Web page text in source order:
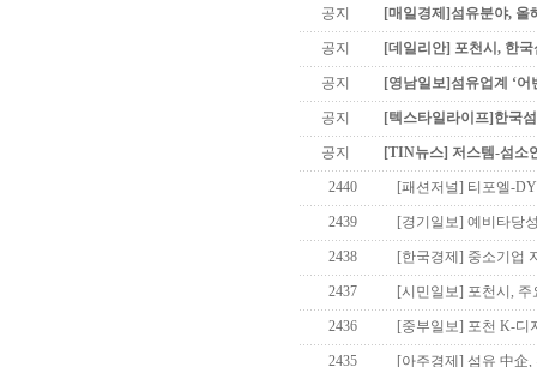
공지 [매일경제]섬유분야, 올
공지 [데일리안] 포천시, 한
공지 [영남일보]섬유업계 ‘
공지 [텍스타일라이프]한국
공지 [TIN뉴스] 저스템-섬소
2440 [패션저널] 티포엘-
2439 [경기일보] 예비타당
2438 [한국경제] 중소기업
2437 [시민일보] 포천시,
2436 [중부일보] 포천 K-디
2435 [아주경제] 섬유 中企